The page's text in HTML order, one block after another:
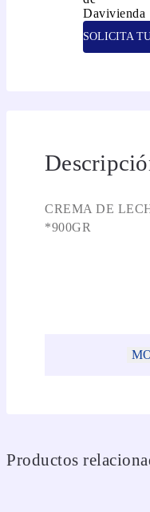
SOLICITA
CREMA DE
*900GR
Productos